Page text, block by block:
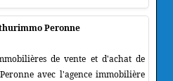
Peronne
de vente et d'achat de
avec l'agence immobilière